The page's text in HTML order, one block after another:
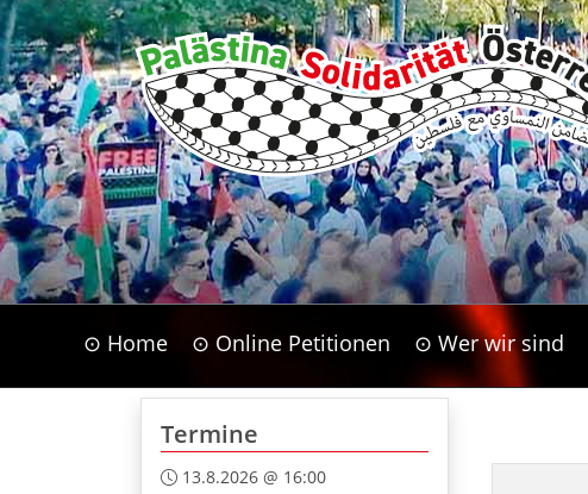
⊙ Home ⊙ Online Petitionen ⊙ Wer wir sind
Termine
13.8.2026 @ 16:00